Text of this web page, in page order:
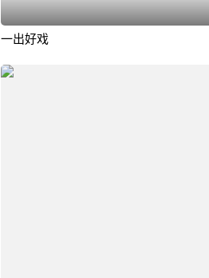
一出好戏